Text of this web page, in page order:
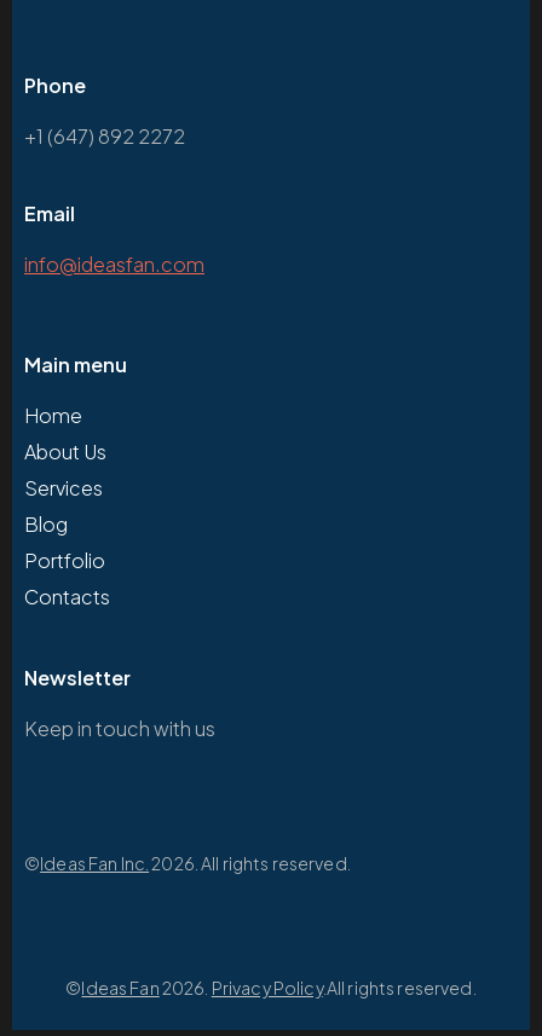
Phone
+1 (647) 892 2272
Email
info@ideasfan.com
Main menu
Home
About Us
Services
Blog
Portfolio
Contacts
Newsletter
Keep in touch with us
©Ideas Fan Inc. 2026. All rights reserved.
©Ideas Fan2026. Privacy Policy.All rights reserved.